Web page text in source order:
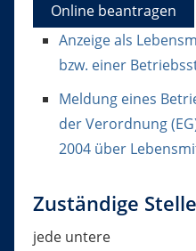
Online beantragen
Anzeige als
bzw. einer
Meldung eines
der Verordnung
2004 über
Zuständige Stelle
jede untere